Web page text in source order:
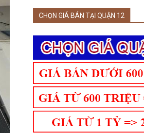
CHỌN GIÁ BÁN TẠI QUẬN 12